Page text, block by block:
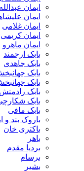
ایمان عبدالله خانی
ایمان علیشاهی
ایمان غلامی
ایمان کریمی
ایمان ماهرو
بابک ارجمند
بابک جاهدی
بابک جهانبخش
بابک جهانبخش و
بابک رادمنش
بابک شکارچی
بابک مافی
باروک بند و ایضا
باکتری خان
بردیا مقدم